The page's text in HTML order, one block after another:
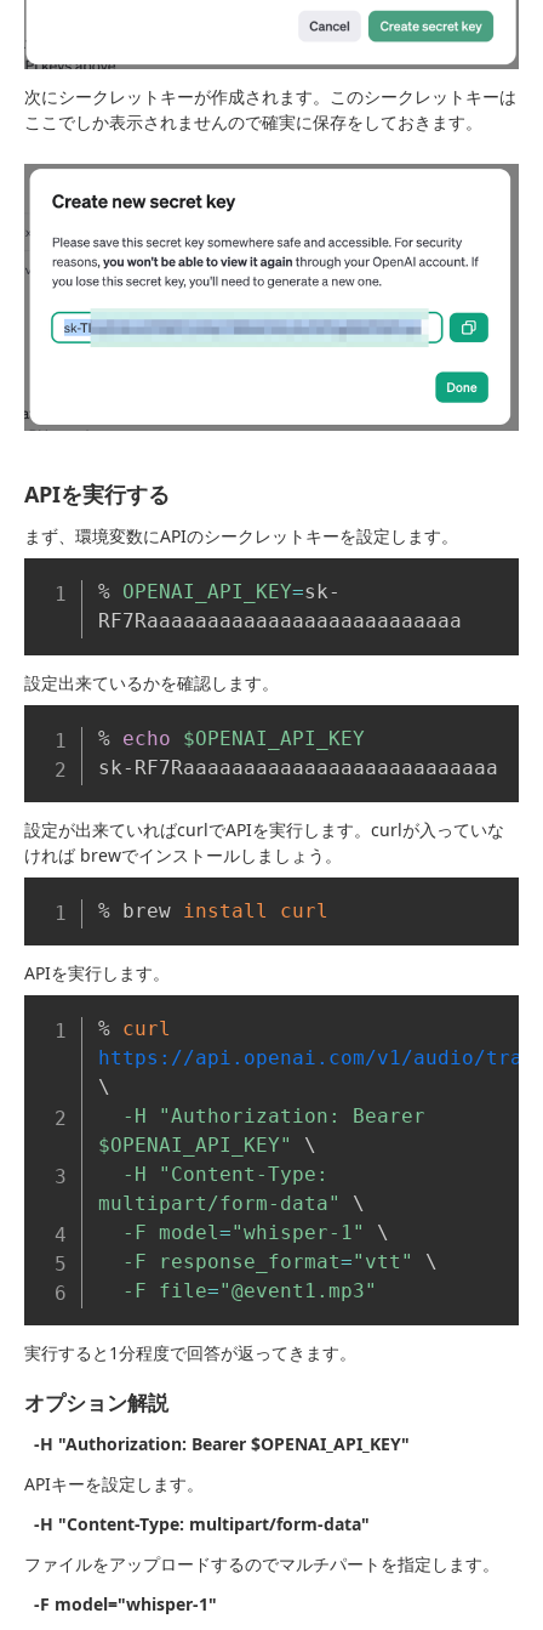
次にシークレットキーが作成されます。このシークレットキーは
ここでしか表示されませんので確実に保存をしておきます。
APIを実行する
まず、環境変数にAPIのシークレットキーを設定します。
% OPENAI_API_KEY=sk-
RF7Raaaaaaaaaaaaaaaaaaaaaaaaaa
設定出来ているかを確認します。
% echo
$OPENAI_API_KEY
sk-RF7Raaaaaaaaaaaaaaaaaaaaaaaaaa
設定が出来ていればcurlでAPIを実行します。curlが入っていな
ければ brewでインストールしましょう。
% brew install curl
APIを実行します。
% curl
https://api.openai.com/v1/audio/
\
-H
$OPENAI_API_KEY"
\
-H
"Content-Type:
multipart/form-data"
\
-F
model ="whisper-1"
\
-F
response_format="vtt"
\
-F
file="@event1.mp3"
実行すると1分程度で回答が返ってきます。
オプション解説
-H "Authorization: Bearer $OPENAI_API_KEY"
APIキーを設定します。
-H "Content-Type: multipart/form-data"
ファイルをアップロードするのでマルチパートを指定します。
-F model="whisper-1"